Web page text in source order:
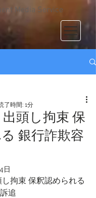
Media Service
頭し拘束 保
銀行詐欺容
了時間: 1分
日
拘束 保釈認められる
追